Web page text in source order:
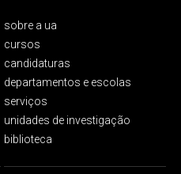
sobre a ua
cursos
candidaturas
departamentos e escolas
serviços
unidades de investigação
biblioteca